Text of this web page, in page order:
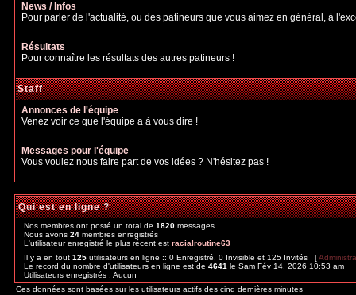
News / Infos
Pour parler de l'actualité, ou des patineurs que vous aimez en général, à
Résultats
Pour connaître les résultats des autres patineurs !
Staff
Annonces de l'équipe
Venez voir ce que l'équipe a à vous dire !
Messages pour l'équipe
Vous voulez nous faire part de vos idées ? N'hésitez pas !
Qui est en ligne ?
Nos membres ont posté un total de 1820 messages
Nous avons 24 membres enregistrés
L'utilisateur enregistré le plus récent est racialroutine63
Il y a en tout 125 utilisateurs en ligne :: 0 Enregistré, 0 Invisible et 125 Invités [
Le record du nombre d'utilisateurs en ligne est de 4641 le Sam Fév 14, 2026 10:53 am
Utilisateurs enregistrés : Aucun
Ces données sont basées sur les utilisateurs actifs des cinq dernières minutes